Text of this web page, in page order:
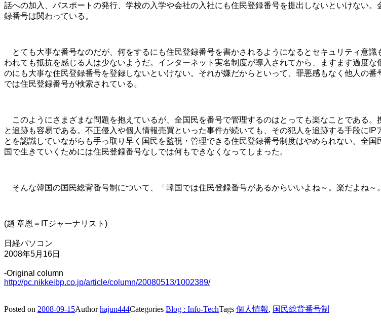
話への加入、パスポートの発行、学校の入学や会社の入社にも住民登録番号を提出しないといけない
録番号は関わっている。
とても大事な番号なのだが、何をするにも住民登録番号を書かされるようになるとセキュリティ意
われても抵抗を感じる人は少ないようだ。インターネット実名制度が導入されてから、ますます過度
のにも大事な住民登録番号を登録しないといけない。それが嫌だからといって、罪悪感もなく他人の
では住民登録番号が検索されている。
このようにさまざまな問題を抱えているが、全国民を番号で管理するのはとっても楽なことである
と追跡も容易である。不正侵入や個人情報売買といった事件が続いても、その犯人を追跡する手段に
とを認識していながらも手っ取り早く国民を監視・管理できる住民登録番号制度はやめられない。全
国で生きていくためには住民登録番号なしでは何もできなくなってしまった。
そんな韓国の国民総背番号制について、「韓国では住民登録番号があるからいいよね～。楽だよね～
(趙 章恩＝ITジャーナリスト)
日経パソコン
2008年5月16日
-Original column
http://pc.nikkeibp.co.jp/article/column/20080513/1002389/
Posted on 2008-09-15Authorhajun444Categories Blog : Info-TechTags 個人情報, 国民総背番号制